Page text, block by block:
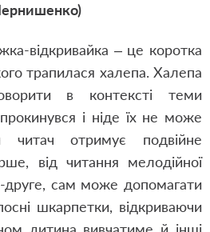
відкривайка – це коротка
трапилася халепа. Халепа
в контексті теми
і ніде їх не може
читач отримує подвійне
від читання мелодійної
друге, сам може допомагати
шкарпетки, відкриваючи